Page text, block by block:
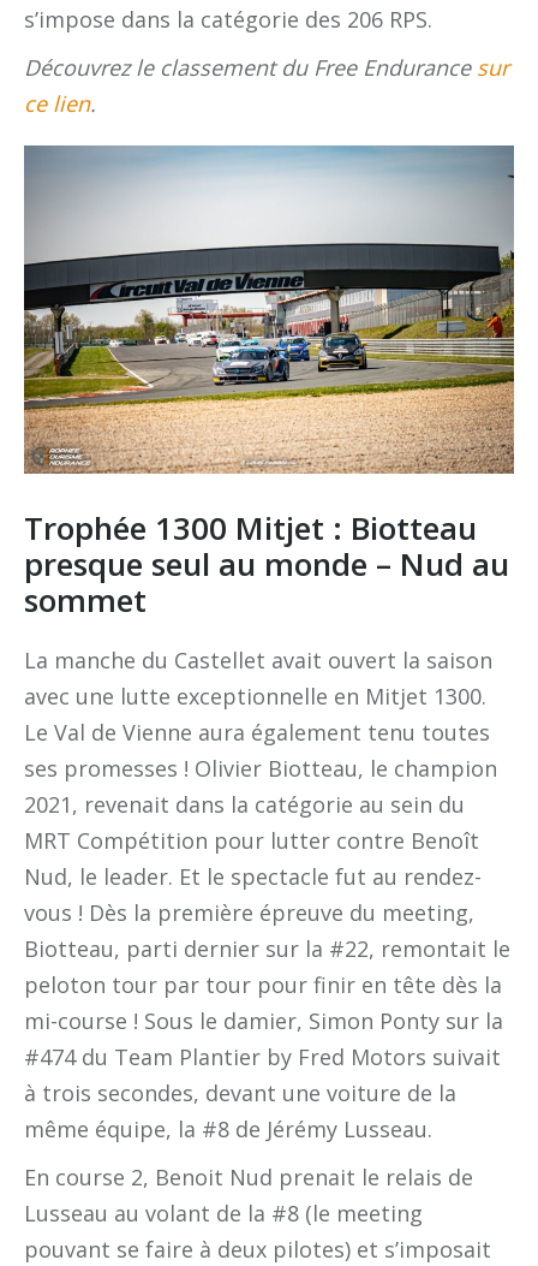
s’impose dans la catégorie des 206 RPS.
Découvrez le classement du Free Endurance sur
ce lien.
Trophée 1300 Mitjet : Biotteau
presque seul au monde – Nud au
sommet
La manche du Castellet avait ouvert la saison
avec une lutte exceptionnelle en Mitjet 1300.
Le Val de Vienne aura également tenu toutes
ses promesses ! Olivier Biotteau, le champion
2021, revenait dans la catégorie au sein du
MRT Compétition pour lutter contre Benoît
Nud, le leader. Et le spectacle fut au rendez-
vous ! Dès la première épreuve du meeting,
Biotteau, parti dernier sur la #22, remontait le
peloton tour par tour pour finir en tête dès la
mi-course ! Sous le damier, Simon Ponty sur la
#474 du Team Plantier by Fred Motors suivait
à trois secondes, devant une voiture de la
même équipe, la #8 de Jérémy Lusseau.
En course 2, Benoit Nud prenait le relais de
Lusseau au volant de la #8 (le meeting
pouvant se faire à deux pilotes) et s’imposait